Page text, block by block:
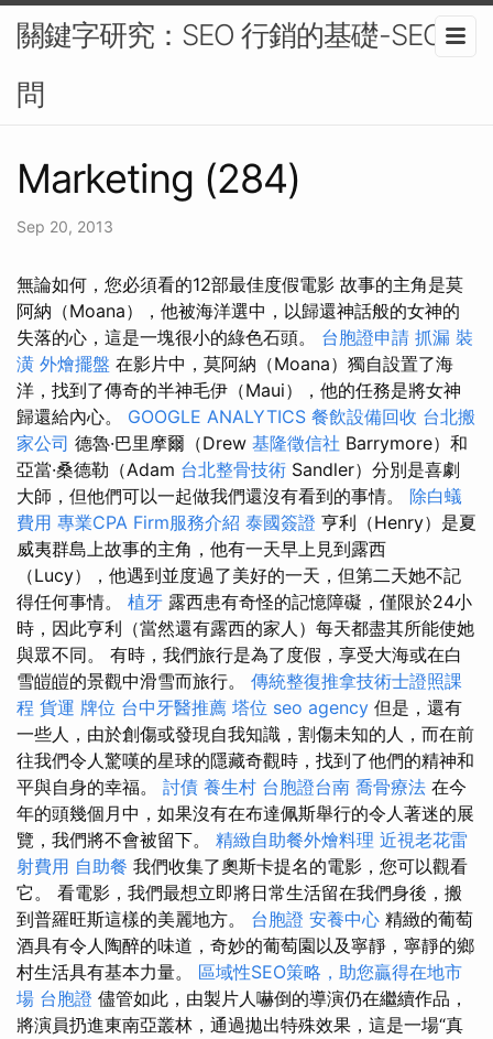
關鍵字研究：SEO 行銷的基礎-SEO顧
問
Marketing (284)
Sep 20, 2013
無論如何，您必須看的12部最佳度假電影 故事的主角是莫
阿納（Moana），他被海洋選中，以歸還神話般的女神的
失落的心，這是一塊很小的綠色石頭。 台胞證申請 抓漏 裝
潢 外燴擺盤 在影片中，莫阿納（Moana）獨自設置了海
洋，找到了傳奇的半神毛伊（Maui），他的任務是將女神
歸還給內心。 GOOGLE ANALYTICS 餐飲設備回收 台北搬
家公司 德魯·巴里摩爾（Drew 基隆徵信社 Barrymore）和
亞當·桑德勒（Adam 台北整骨技術 Sandler）分別是喜劇
大師，但他們可以一起做我們還沒有看到的事情。 除白蟻
費用 專業CPA Firm服務介紹 泰國簽證 亨利（Henry）是夏
威夷群島上故事的主角，他有一天早上見到露西
（Lucy），他遇到並度過了美好的一天，但第二天她不記
得任何事情。 植牙 露西患有奇怪的記憶障礙，僅限於24小
時，因此亨利（當然還有露西的家人）每天都盡其所能使她
與眾不同。 有時，我們旅行是為了度假，享受大海或在白
雪皚皚的景觀中滑雪而旅行。 傳統整復推拿技術士證照課
程 貨運 牌位 台中牙醫推薦 塔位 seo agency 但是，還有
一些人，由於創傷或發現自我知識，割傷未知的人，而在前
往我們令人驚嘆的星球的隱藏奇觀時，找到了他們的精神和
平與自身的幸福。 討債 養生村 台胞證台南 喬骨療法 在今
年的頭幾個月中，如果沒有在布達佩斯舉行的令人著迷的展
覽，我們將不會被留下。 精緻自助餐外燴料理 近視老花雷
射費用 自助餐 我們收集了奧斯卡提名的電影，您可以觀看
它。 看電影，我們最想立即將日常生活留在我們身後，搬
到普羅旺斯這樣的美麗地方。 台胞證 安養中心 精緻的葡萄
酒具有令人陶醉的味道，奇妙的葡萄園以及寧靜，寧靜的鄉
村生活具有基本力量。 區域性SEO策略，助您贏得在地市
場 台胞證 儘管如此，由製片人嚇倒的導演仍在繼續作品，
將演員扔進東南亞叢林，通過拋出特殊效果，這是一場“真